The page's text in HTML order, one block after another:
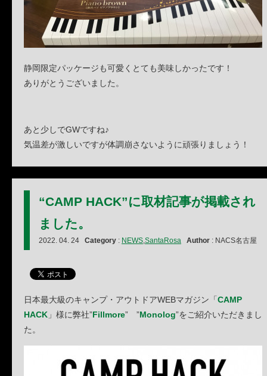
静岡限定パッケージも可愛くとても美味しかったです！
ありがとうございました。
あと少しでGWですね♪
気温差が激しいですが体調崩さないように頑張りましょう！
“CAMP HACK”に取材記事が掲載され
ました。
2022. 04. 24 Category : NEWS,SantaRosa Author : NACS名古屋
日本最大級のキャンプ・アウトドアWEBマガジン「 CAMP
HACK 」様に弊社”Fillmore” ”Monolog”をご紹介いただきまし
た。